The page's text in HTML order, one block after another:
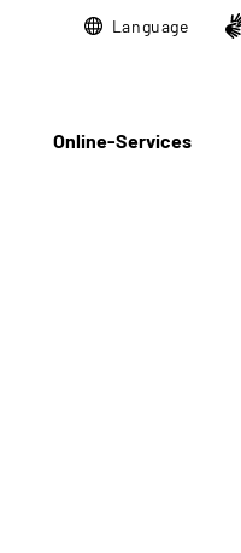
Language
Online-Services